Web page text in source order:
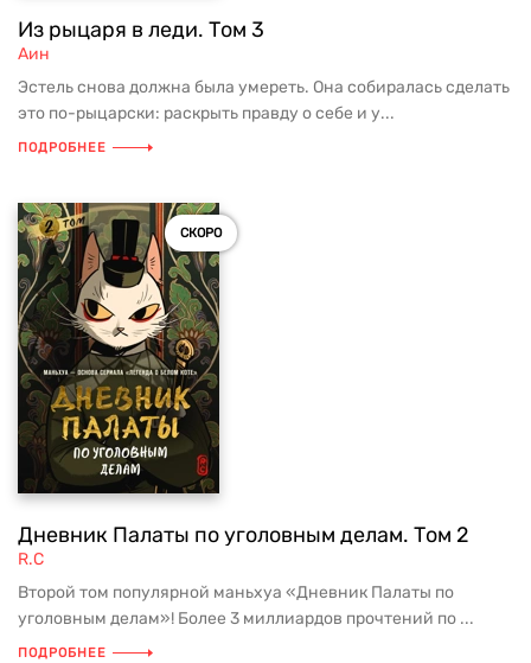
Из рыцаря в леди. Том 3
Аин
Эстель снова должна была умереть. Она собиралась сделать
это по-рыцарски: раскрыть правду о себе и у...
ПОДРОБНЕЕ
СКОРО
Дневник Палаты по уголовным делам. Том 2
R.C
Второй том популярной маньхуа «Дневник Палаты по
уголовным делам»! Более 3 миллиардов прочтений по ...
ПОДРОБНЕЕ